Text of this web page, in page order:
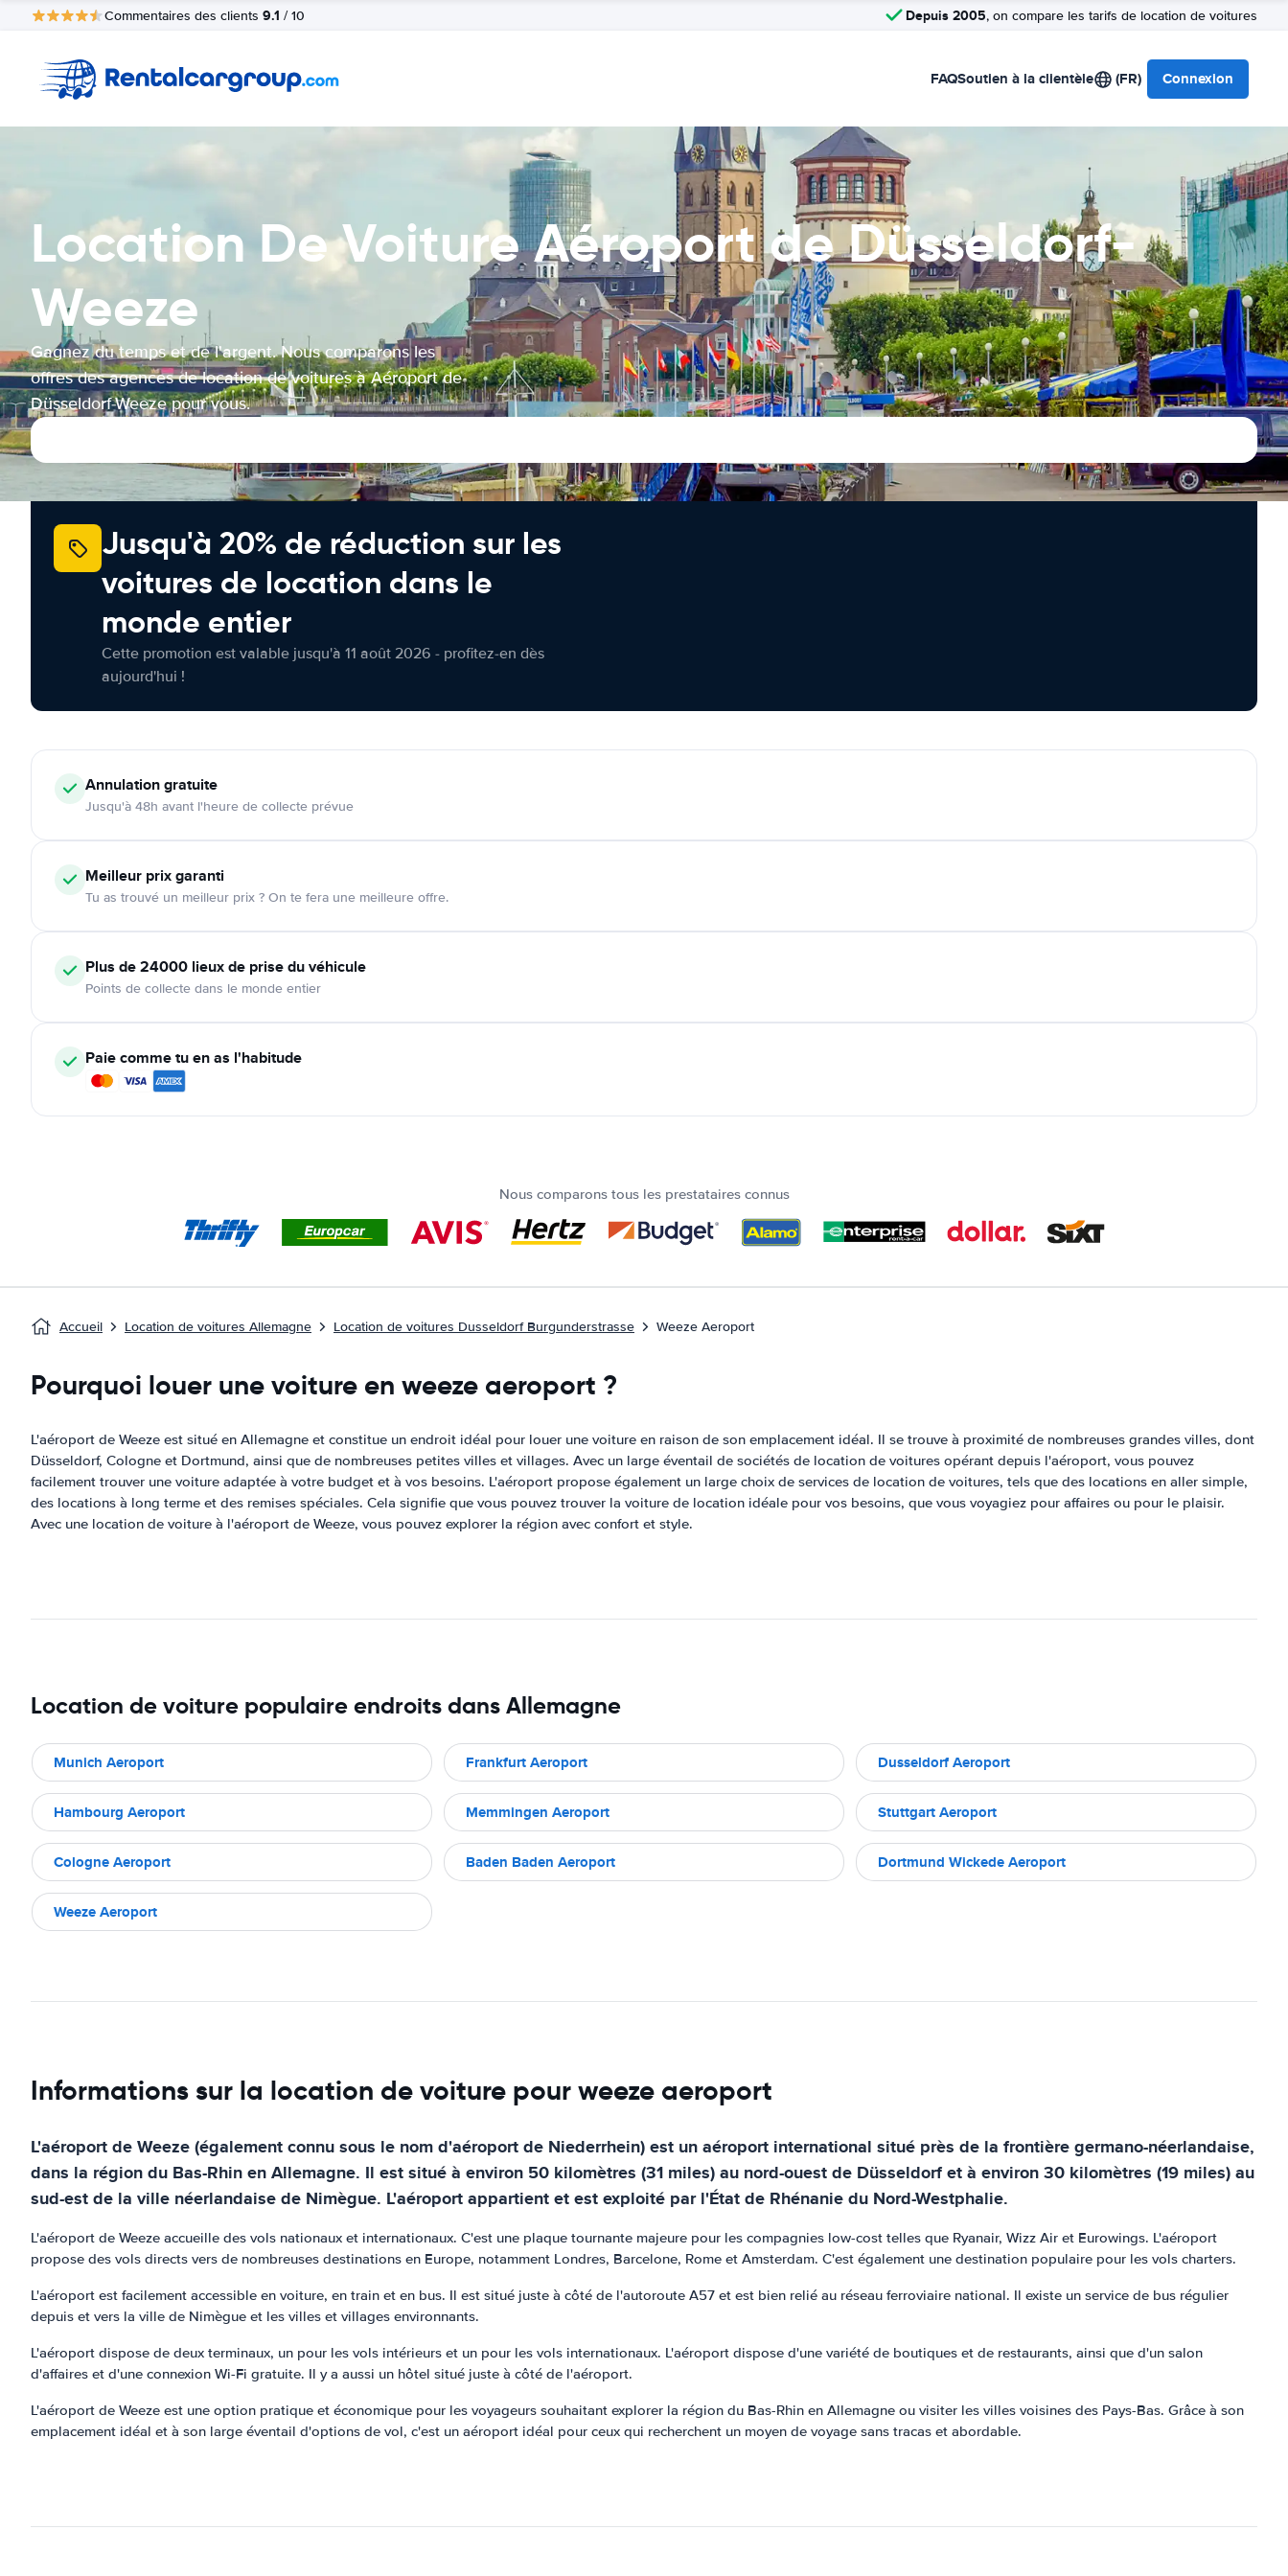
Commentaires des clients 9.1 / 10 Depuis 2005, on compare les tarifs de location de voitures
FAQSoutien à la clientèle (FR) Connexion
Location De Voiture Aéroport de Düsseldorf-
Weeze
Gagnez du temps et de l'argent. Nous comparons les
offres des agences de location de voitures à Aéroport de
Düsseldorf-Weeze pour vous.
Jusqu'à 20% de réduction sur les
voitures de location dans le
monde entier
Cette promotion est valable jusqu'à 11 août 2026 - profitez-en dès
aujourd'hui !
Annulationgratuite
Jusqu'à 48h avant l'heure de collecte prévue
Meilleur prix garanti
Tu as trouvé un meilleur prix ? On te fera une meilleure offre.
Plus de 24000 lieux de prise du véhicule
Points de collecte dans le monde entier
Paie comme tu en as l'habitude
Nous comparons tous les prestataires connus
Accueil Location de voitures Allemagne Location de voitures Dusseldorf Burgunderstrasse Weeze Aeroport
Pourquoi louer une voiture en weeze aeroport ?
L'aéroport de Weeze est situé en Allemagne et constitue un endroit idéal pour louer une voiture en raison de son emplacement idéal. Il se trouve à proximité de nombreuses grandes villes, dont
Düsseldorf, Cologne et Dortmund, ainsi que de nombreuses petites villes et villages. Avec un large éventail de sociétés de location de voitures opérant depuis l'aéroport, vous pouvez
facilement trouver une voiture adaptée à votre budget et à vos besoins. L'aéroport propose également un large choix de services de location de voitures, tels que des locations en aller simple,
des locations à long terme et des remises spéciales. Cela signifie que vous pouvez trouver la voiture de location idéale pour vos besoins, que vous voyagiez pour affaires ou pour le plaisir.
Avec une location de voiture à l'aéroport de Weeze, vous pouvez explorer la région avec confort et style.
Location de voiture populaire endroits dans Allemagne
Munich Aeroport Frankfurt Aeroport Dusseldorf Aeroport
Hambourg Aeroport Memmingen Aeroport Stuttgart Aeroport
Cologne Aeroport Baden Baden Aeroport Dortmund Wickede Aeroport
Weeze Aeroport
Informations sur la location de voiture pour weeze aeroport
L'aéroport de Weeze (également connu sous le nom d'aéroport de Niederrhein) est un aéroport international situé près de la frontière germano-néerlandaise,
dans la région du Bas-Rhin en Allemagne. Il est situé à environ 50 kilomètres (31 miles) au nord-ouest de Düsseldorf et à environ 30 kilomètres (19 miles) au
sud-est de la ville néerlandaise de Nimègue. L'aéroport appartient et est exploité par l'État de Rhénanie du Nord-Westphalie.
L'aéroport de Weeze accueille des vols nationaux et internationaux. C'est une plaque tournante majeure pour les compagnies low-cost telles que Ryanair, Wizz Air et Eurowings. L'aéroport
propose des vols directs vers de nombreuses destinations en Europe, notamment Londres, Barcelone, Rome et Amsterdam. C'est également une destination populaire pour les vols charters.
L'aéroport est facilement accessible en voiture, en train et en bus. Il est situé juste à côté de l'autoroute A57 et est bien relié au réseau ferroviaire national. Il existe un service de bus régulier
depuis et vers la ville de Nimègue et les villes et villages environnants.
L'aéroport dispose de deux terminaux, un pour les vols intérieurs et un pour les vols internationaux. L'aéroport dispose d'une variété de boutiques et de restaurants, ainsi que d'un salon
d'affaires et d'une connexion Wi-Fi gratuite. Il y a aussi un hôtel situé juste à côté de l'aéroport.
L'aéroport de Weeze est une option pratique et économique pour les voyageurs souhaitant explorer la région du Bas-Rhin en Allemagne ou visiter les villes voisines des Pays-Bas. Grâce à son
emplacement idéal et à son large éventail d'options de vol, c'est un aéroport idéal pour ceux qui recherchent un moyen de voyage sans tracas et abordable.